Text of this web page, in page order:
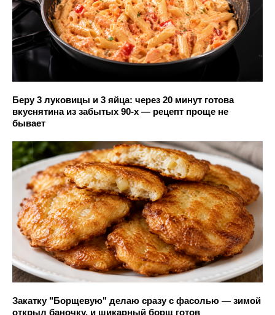
Беру 3 луковицы и 3 яйца: через 20 минут готова
вкуснятина из забытых 90-х — рецепт проще не
бывает
Закатку "Борщевую" делаю сразу с фасолью — зимой
открыл баночку, и шикарный борщ готов